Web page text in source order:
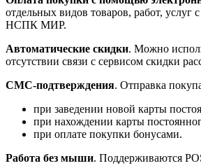
отдельных видов товаров, работ,
НСПК МИР.
Автоматические скидки. Можно
отсутствии связи с сервисом скидки
СМС-подтверждения. Отправка
при заведении новой карты
при нахождении карты
при оплате покупки бонусами.
Работа без мыши. Поддерживаются